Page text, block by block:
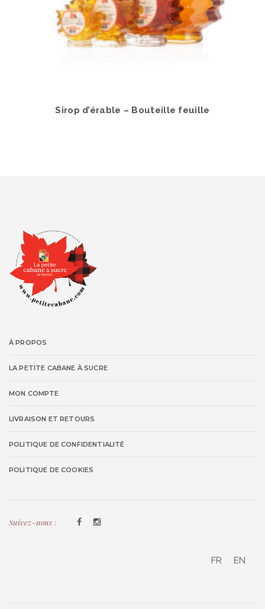
Sirop d’érable – Bouteille feuille
À PROPOS
LA PETITE CABANE À SUCRE
MON COMPTE
LIVRAISON ET RETOURS
POLITIQUE DE CONFIDENTIALITÉ
POLITIQUE DE COOKIES
Suivez-nous :
FR EN